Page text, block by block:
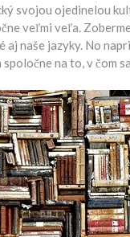
svojou ojedinelou
veľmi veľa.
aj naše jazyky. No
na to, v čom